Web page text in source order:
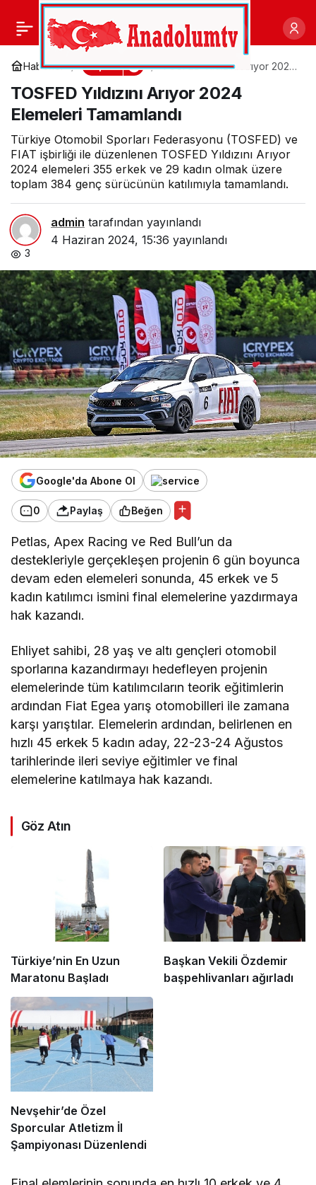
Haberler Spor
TOSFED Yıldızını Arıyor 2024
TOSFED Yıldızını Arıyor 2024
Elemeleri Tamamlandı
Türkiye Otomobil Sporları Federasyonu (TOSFED) ve
FIAT işbirliği ile düzenlenen TOSFED Yıldızını Arıyor
2024 elemeleri 355 erkek ve 29 kadın olmak üzere
toplam 384 genç sürücünün katılımıyla tamamlandı.
admin tarafından yayınlandı
4 Haziran 2024, 15:36 yayınlandı
3
Google'da Abone Ol
0 Paylaş Beğen
Petlas, Apex Racing ve Red Bull’un da
destekleriyle gerçekleşen projenin 6 gün boyunca
devam eden elemeleri sonunda, 45 erkek ve 5
kadın katılımcı ismini final elemelerine yazdırmaya
hak kazandı.
Ehliyet sahibi, 28 yaş ve altı gençleri otomobil
sporlarına kazandırmayı hedefleyen projenin
elemelerinde tüm katılımcıların teorik eğitimlerin
ardından Fiat Egea yarış otomobilleri ile zamana
karşı yarıştılar. Elemelerin ardından, belirlenen en
hızlı 45 erkek 5 kadın aday, 22-23-24 Ağustos
tarihlerinde ileri seviye eğitimler ve final
elemelerine katılmaya hak kazandı.
Göz Atın
Türkiye’nin En Uzun
Maratonu Başladı
Başkan Vekili Özdemir
başpehlivanları ağırladı
Nevşehir’de Özel
Sporcular Atletizm İl
Şampiyonası Düzenlendi
Konak’ta her yaşa ayrı
bir spor etkinliği var
Paylaş